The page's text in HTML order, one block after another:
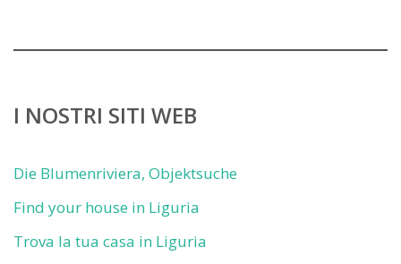
I NOSTRI SITI WEB
Die Blumenriviera, Objektsuche
Find your house in Liguria
Trova la tua casa in Liguria